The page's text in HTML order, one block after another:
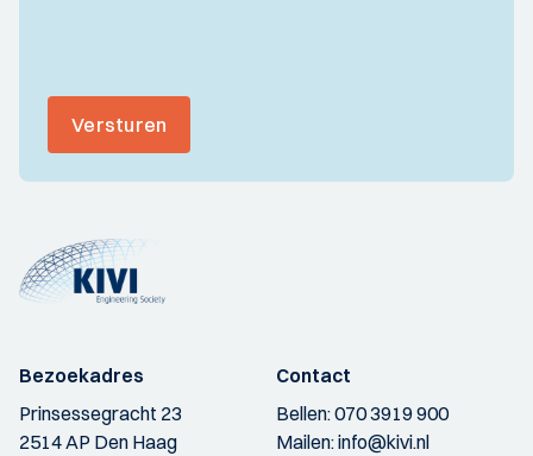
Versturen
Bezoekadres
Prinsessegracht 23
2514 AP Den Haag
Contact
Bellen:070 3919 900
Mailen:info@kivi.nl